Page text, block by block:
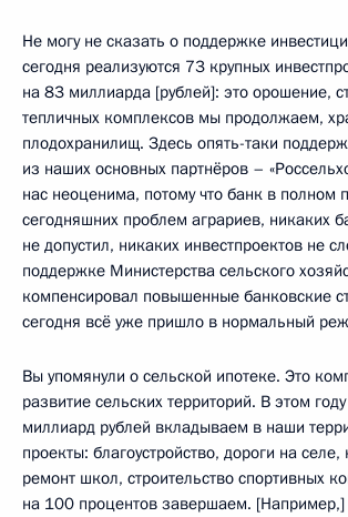
Не могу не сказать о поддержке
сегодня реализуются 73 крупных
на 83 миллиарда [рублей]: это орошение,
тепличных комплексов мы продолжаем,
плодохранилищ. Здесь опять-таки
из наших основных партнёров –
нас неоценима, потому что банк в полном
сегодняшних проблем аграриев, никаких
не допустил, никаких инвестпроектов не
поддержке Министерства сельского
компенсировал повышенные банковские
сегодня всё уже пришло в нормальный
Вы упомянули о сельской ипотеке. Это
развитие сельских территорий. В этом
миллиард рублей вкладываем в наши
проекты: благоустройство, дороги на
ремонт школ, строительство спортивных
на 100 процентов завершаем. [Например,]